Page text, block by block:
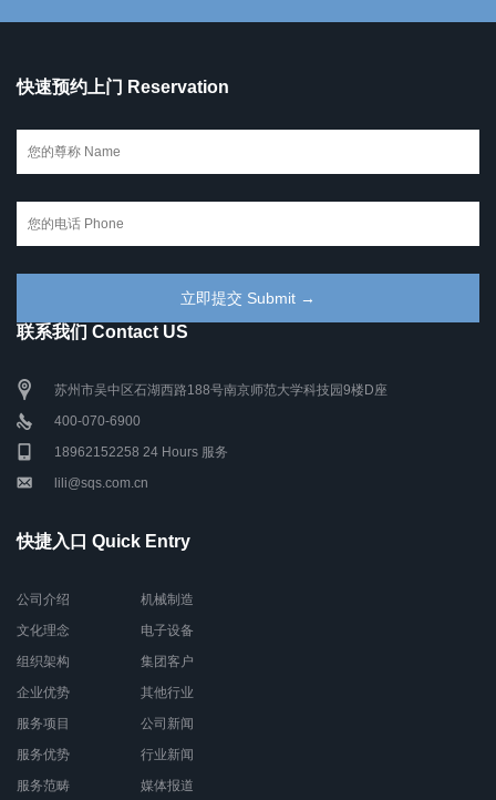
快速预约上门 Reservation
联系我们 Contact US
苏州市吴中区石湖西路188号南京师范大学科技园9楼D座
400-070-6900
18962152258 24 Hours 服务
lili@sqs.com.cn
快捷入口 Quick Entry
公司介绍
文化理念
组织架构
企业优势
服务项目
服务优势
服务范畴
机械制造
电子设备
集团客户
其他行业
公司新闻
行业新闻
媒体报道